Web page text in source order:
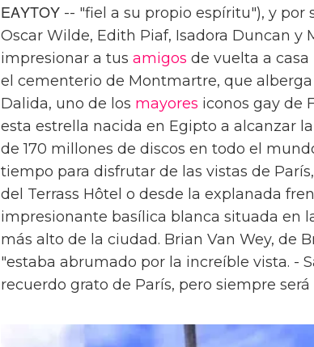
ΕΑΥΤΟΥ -- "fiel a su propio espíritu"), y por
Oscar Wilde, Edith Piaf, Isadora Duncan y
impresionar a tus amigos de vuelta a
el cementerio de Montmartre, que
Dalida, uno de los mayores iconos gay de
esta estrella nacida en Egipto a alcanzar
de 170 millones de discos en todo el
tiempo para disfrutar de las vistas de
del Terrass Hôtel o desde la explanada
impresionante basílica blanca situada en
más alto de la ciudad. Brian Van Wey, de
"estaba abrumado por la increíble vista. -
recuerdo grato de París, pero siempre